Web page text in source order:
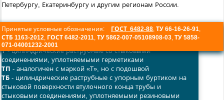
Петербургу, Екатеринбургу и другим регионам России.
Принятые условные обозначения: ГОСТ 6482-88 ТУ 66-16-26-91
СТБ 1163-2012 ГОСТ 6482-2011 ТУ 5862-007-05108908-03 ТУ 5858-
071-04001232-2001
Т- цилиндрические раструбные со стыковыми
соединениями, уплотняемыми герметиками
ТП - аналогичен с маркой «Т», но с подошвой
ТБ - цилиндрические раструбные с упорным буртиком на
стыковой поверхности втулочного конца трубы и
стыковыми соединениями, уплотняемыми резиновыми